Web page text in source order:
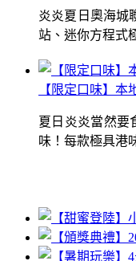
炎炎夏日奧海城
站、迷你方程式
【限定口味】本
夏日炎炎當然要
味！每款極具港